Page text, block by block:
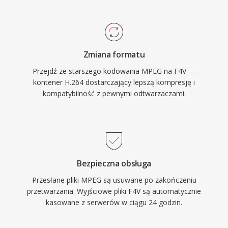
przez praktycznie kazde oprogramowanie
szczytowym okresie F4V napedzal znaczna
czesc tresci wideo wysokiej jakosci
dostarczanych przez platformy streamingowe i
odtwarzacze wideo oparte na Flashu w sieci.
Kontener obsluguje zarowno progresywne
pobieranie, jak i dynamiczne dostarczanie
Flash Playera na rzecz wideo HTML5
zmniejszyl tworzenie nowych tresci F4V,
struktura oparta na MP4 oznacza, ze zawarte
strumienie medialne sa latwo dostepne za
pomoca wspolczesnych narzedzi.
Zmiana formatu
Przejdź ze starszego kodowania MPEG na F4V —
kontener H.264 dostarczający lepszą kompresję i
kompatybilność z pewnymi odtwarzaczami.
Bezpieczna obsługa
Przesłane pliki MPEG są usuwane po zakończeniu
przetwarzania. Wyjściowe pliki F4V są automatycznie
kasowane z serwerów w ciągu 24 godzin.